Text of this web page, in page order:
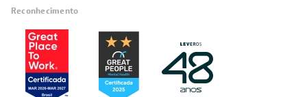
Reconhecimento